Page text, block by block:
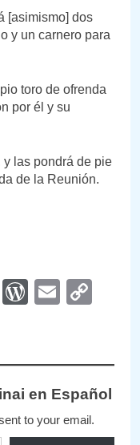
[asimismo] dos
y un carnero para
toro de ofrenda
por él y su
y las pondrá de pie
de la Reunión.
PinterestEmail
en Español
to your email.